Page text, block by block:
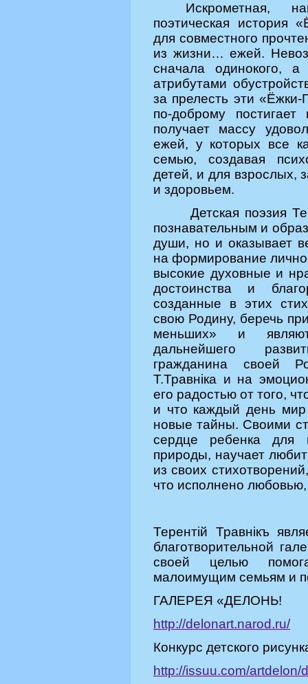
Искрометная,
поэтическая история
для совместного
из жизни… ежей.
сначала одинокого,
атрибутами
за прелесть эти
по-доброму
получает массу
ежей, у которых все
семью, создавая
детей, и для взрослых,
и здоровьем.
Детская поэзия
познавательным и
души, но и оказывает
на формирование
высокие духовные и
достоинства и
созданные в этих
свою Родину, беречь
меньших» и
дальнейшего
гражданина своей
Т.Травнiка и на
его радостью от того,
и что каждый день мир
новые тайны. Своими
сердце ребенка для
природы, научает
из своих
что исполнено
Терентiй Травнiкъ
благотворительной
своей целью
малоимущим семьям и
ГАЛЕРЕЯ «ДЕЛОНЬ!
http://delonart.narod.ru/
Конкурс детского
http://issuu.com/artdelon/